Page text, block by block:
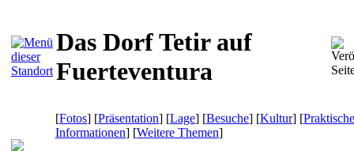
Das Dorf Tetir auf
Fuerteventura
[Fotos] [Präsentation] [Lage] [Besuche] [Kultur] [Praktische
Informationen] [Weitere Themen]